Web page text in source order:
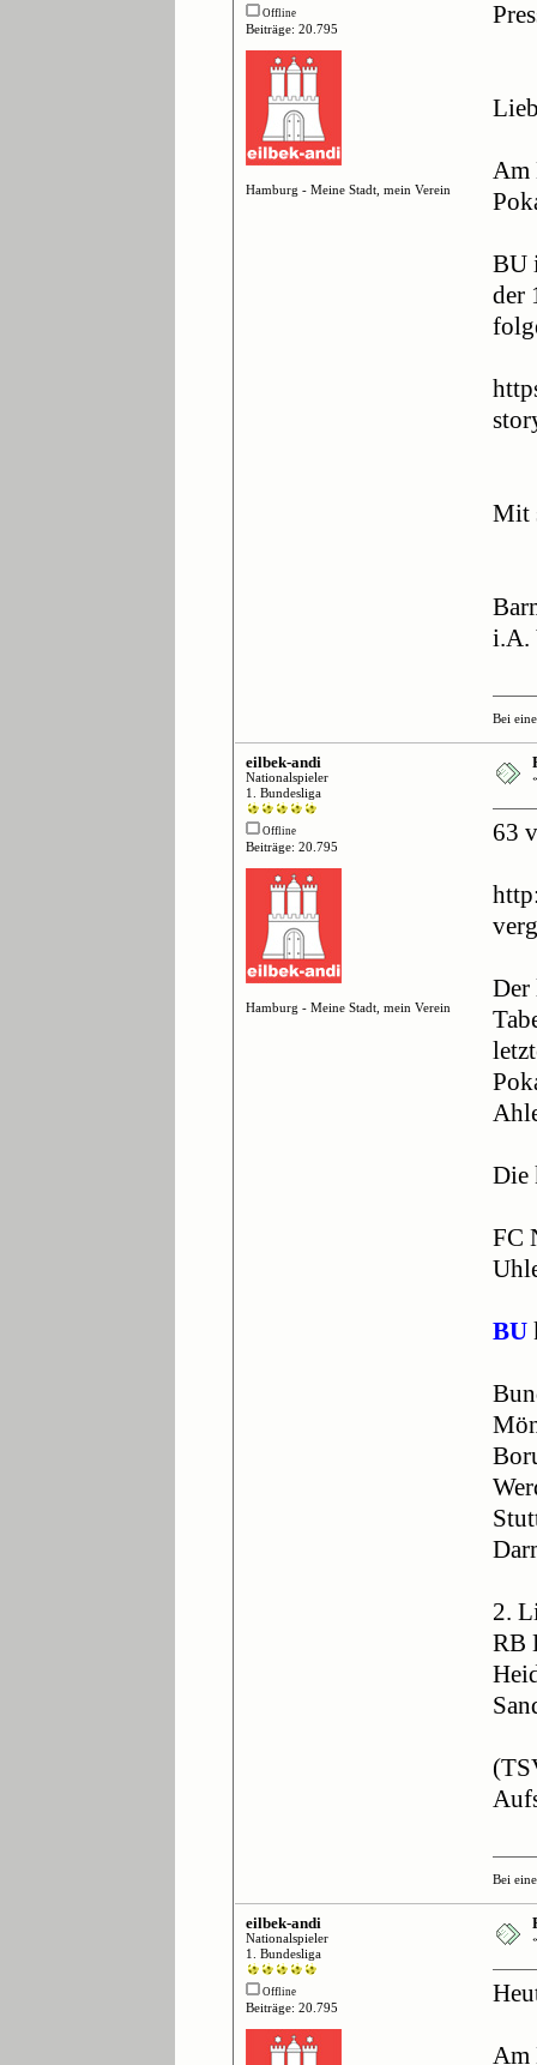
Offline
Beiträge: 20.795
Hamburg - Meine Stadt, mein Verein
Am
BU
der
Mit
i.A.
Bei
eilbek-andi
Nationalspieler
1. Bundesliga
Offline
Beiträge: 20.795
Hamburg - Meine Stadt, mein Verein
63
Der
Die
FC
BU
2.
RB
Bei
eilbek-andi
Nationalspieler
1. Bundesliga
Offline
Beiträge: 20.795
Am